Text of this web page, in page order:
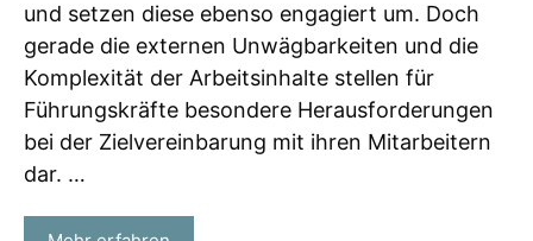
und setzen diese ebenso engagiert um. Doch
gerade die externen Unwägbarkeiten und die
Komplexität der Arbeitsinhalte stellen für
Führungskräfte besondere Herausforderungen
bei der Zielvereinbarung mit ihren Mitarbeitern
dar. …